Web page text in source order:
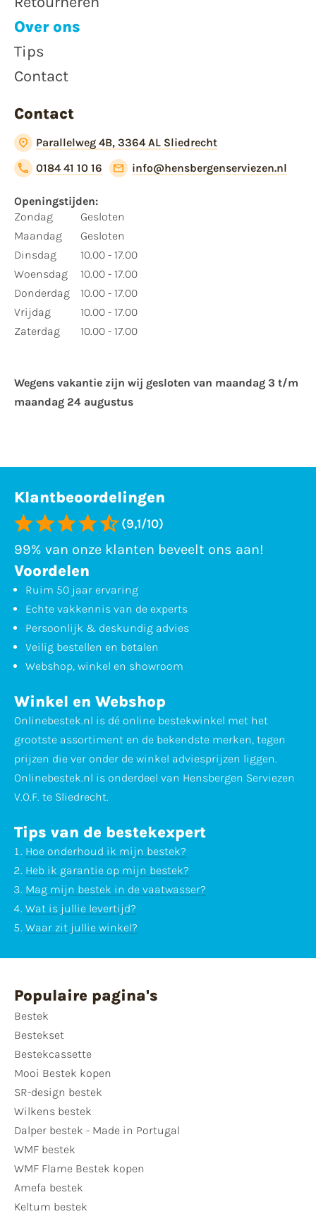
Over ons
Tips
Contact
Contact
Parallelweg 4B, 3364 AL Sliedrecht
0184 41 10 16
info@hensbergenserviezen.nl
Openingstijden:
Zondag
Maandag
Dinsdag
Woensdag
Donderdag
Vrijdag
Zaterdag
Gesloten
Gesloten
10.00 - 17.00
10.00 - 17.00
10.00 - 17.00
10.00 - 17.00
10.00 - 17.00
Wegens vakantie zijn wij gesloten van ​maandag 3 t/m
maandag 24 augustus
Klantbeoordelingen
(9,1/10)
99% van onze klanten beveelt ons aan!
Voordelen
Ruim 50 jaar ervaring
Echte vakkennis van de experts
Persoonlijk & deskundig advies
Veilig bestellen en betalen
Webshop, winkel en showroom
Winkel en Webshop
Onlinebestek.nl is dé online bestekwinkel met het
grootste assortiment en de bekendste merken, tegen
prijzen die ver onder de winkel adviesprijzen liggen.
Onlinebestek.nl is onderdeel van Hensbergen Serviezen
V.O.F. te Sliedrecht.
Tips van de bestekexpert
Hoe onderhoud ik mijn bestek?
Heb ik garantie op mijn bestek?
Mag mijn bestek in de vaatwasser?
Wat is jullie levertijd?
Waar zit jullie winkel?
Populaire pagina's
Bestek
Bestekset
Bestekcassette
Mooi Bestek kopen
SR-design bestek
Wilkens bestek
Dalper bestek - Made in Portugal
WMF bestek
WMF Flame Bestek kopen
Amefa bestek
Keltum bestek